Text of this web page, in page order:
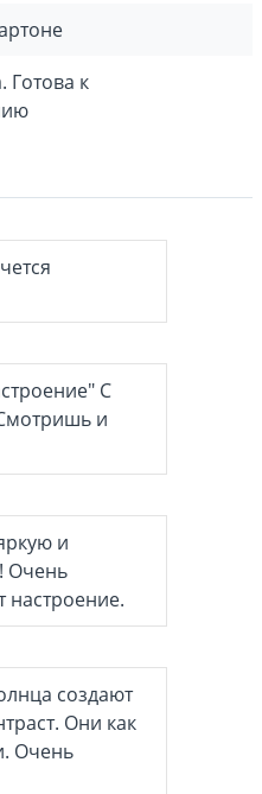
Готова к
С
и
и
Очень
настроение.
создают
Они как
Очень